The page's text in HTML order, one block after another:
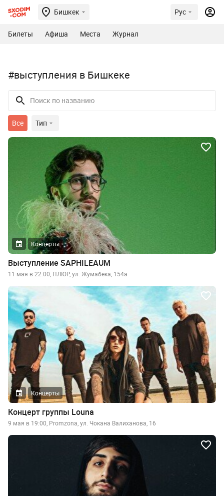
Бишкек Рус
Билеты Афиша Места Журнал
#выступления в Бишкеке
Все Тип
Концерты
Выступление SAPHILEAUM
11 мая в 22:00, ПЛЮР, ул. Жумабека, 154а
Концерты
Концерт группы Louna
9 мая в 19:00, Promzona, ул. Чокана Валиханова, 16